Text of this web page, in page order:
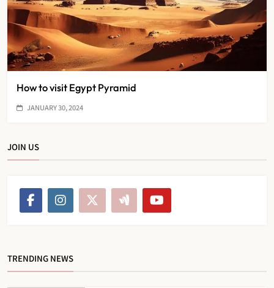
How to visit Egypt Pyramid
JANUARY 30, 2024
JOIN US
TRENDING NEWS